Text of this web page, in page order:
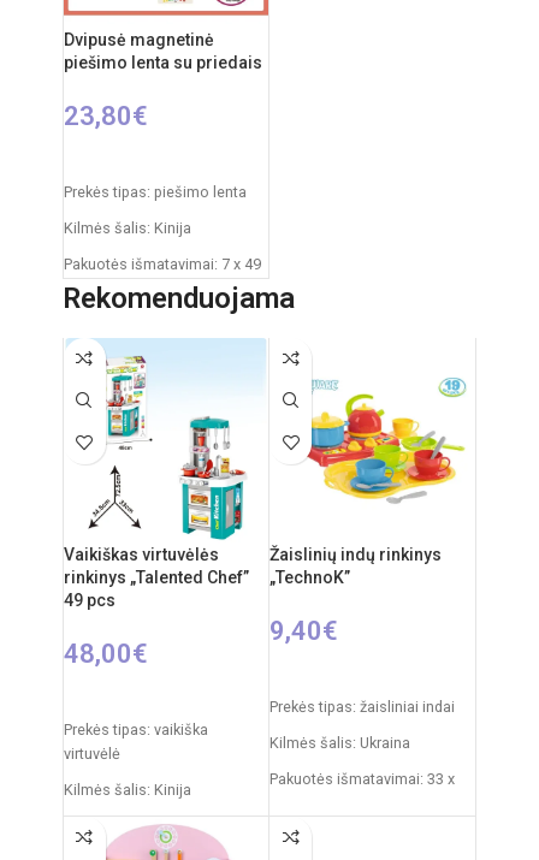
Dvipusė magnetinė
piešimo lenta su priedais
23,80€
Prekės tipas: piešimo lenta
Kilmės šalis: Kinija
Pakuotės išmatavimai: 7 x 49
x 35 cm
32 x 54,5 cm
Rekomenduojamas amžius:
nuo 3 metų
Rekomenduojama
Vaikiškas virtuvėlės
rinkinys „Talented Chef”
49 pcs
48,00€
Prekės tipas: vaikiška
virtuvėlė
Kilmės šalis: Kinija
Pakuotės išmatavimai: 11,5 x
48 x 70 cm
Žaislinių indų rinkinys
„TechnoK”
9,40€
Prekės tipas: žaisliniai indai
Kilmės šalis: Ukraina
Pakuotės išmatavimai: 33 x
Produkto medžiaga: plastikas